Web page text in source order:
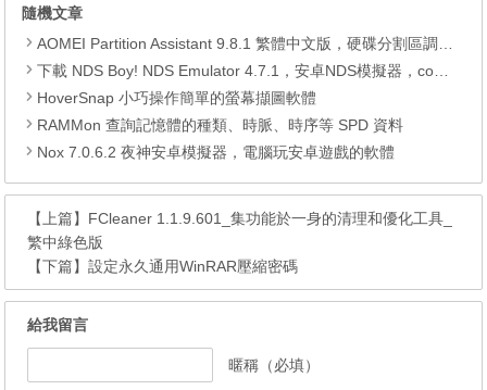
隨機文章
AOMEI Partition Assistant 9.8.1 繁體中文版，硬碟分割區調整軟體
下載 NDS Boy! NDS Emulator 4.7.1，安卓NDS模擬器，com.anhhuy.ds4droid (.apk)
HoverSnap 小巧操作簡單的螢幕擷圖軟體
RAMMon 查詢記憶體的種類、時脈、時序等 SPD 資料
Nox 7.0.6.2 夜神安卓模擬器，電腦玩安卓遊戲的軟體
【上篇】 FCleaner 1.1.9.601_集功能於一身的清理和優化工具_
繁中綠色版
【下篇】設定永久通用WinRAR壓縮密碼
給我留言
暱稱（必填）